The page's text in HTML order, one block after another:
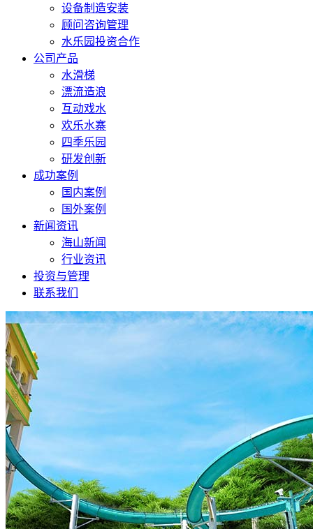
设备制造安装
顾问咨询管理
水乐园投资合作
公司产品
水滑梯
漂流造浪
互动戏水
欢乐水寨
四季乐园
研发创新
成功案例
国内案例
国外案例
新闻资讯
海山新闻
行业资讯
投资与管理
联系我们